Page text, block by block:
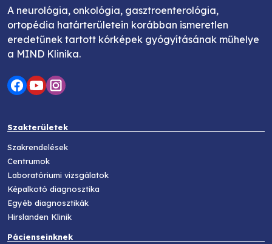
A neurológia, onkológia, gasztroenterológia,
ortopédia határterületein korábban ismeretlen
eredetűnek tartott kórképek gyógyításának műhelye
a MIND Klinika.
Szakterületek
Szakrendelések
Centrumok
Laboratóriumi vizsgálatok
Képalkotó diagnosztika
Egyéb diagnosztikák
Hirslanden Klinik
Pácienseinknek